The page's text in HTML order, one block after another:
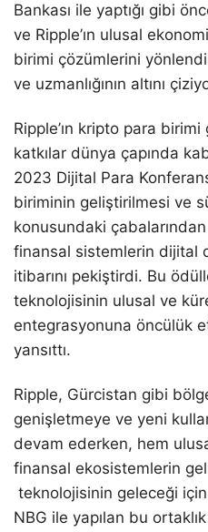
Bankası ile yaptığı gibi
ve Ripple’ın ulusal
birimi çözümlerini
ve uzmanlığının altını
Ripple’ın kripto para birimi
katkılar dünya çapında
2023 Dijital Para
biriminin geliştirilmesi ve
konusundaki
finansal sistemlerin dijital
itibarını pekiştirdi. Bu
teknolojisinin ulusal ve
entegrasyonuna öncülük
yansıttı.
Ripple, Gürcistan gibi
genişletmeye ve yeni
devam ederken, hem
finansal ekosistemlerin
teknolojisinin geleceği
NBG ile yapılan bu